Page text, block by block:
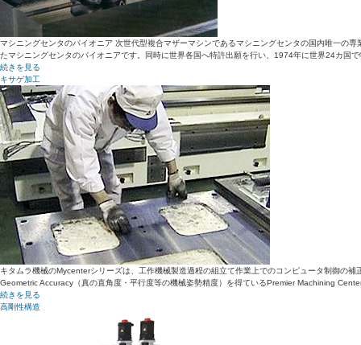
マシニングセンタのパイオニア 次世代型複合マザーマシンであるマシニングセンタの国内唯一の
たマシニングセンタのパイオニアです。同時に世界各国へ特許出願を行い、1974年に世界24カ国
続きを見る
キサゲ加工
キタムラ機械のMycenterシリーズは、工作機械製造過程の組立て作業上でのコンピュータ制御の
Geometric Accuracy（真の直角度・平行度等の機械姿勢精度）を得ているPremier Machining
続きを見る
高剛性構造